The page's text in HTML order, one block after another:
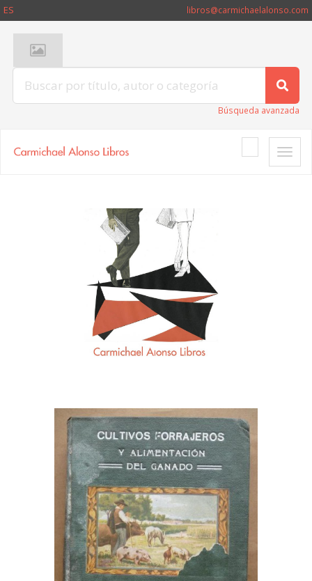
ES libros@carmichaelalonso.com
Búsqueda avanzada
Toggle